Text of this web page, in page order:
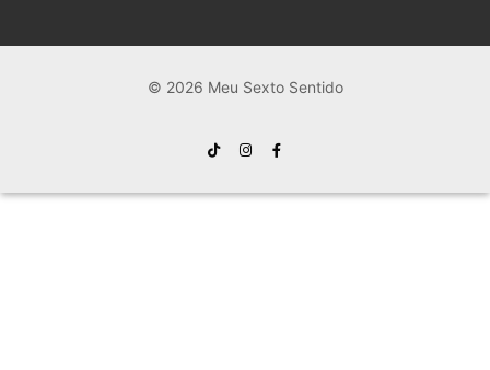
© 2026 Meu Sexto Sentido